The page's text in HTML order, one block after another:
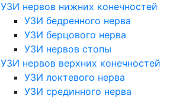
УЗИ нервов нижних конечностей
УЗИ бедренного нерва
УЗИ берцового нерва
УЗИ нервов стопы
УЗИ нервов верхних конечностей
УЗИ локтевого нерва
УЗИ срединного нерва